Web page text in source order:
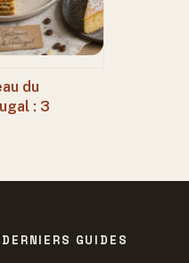
du
: 3
DERNIERS GUIDES